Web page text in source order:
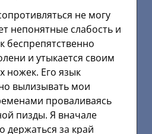
не могу
непонятные слабость и
беспрепятственно
и утыкается своим
ножек. Его язык
вылизывать мои
проваливаясь
пизды. Я вначале
держаться за край